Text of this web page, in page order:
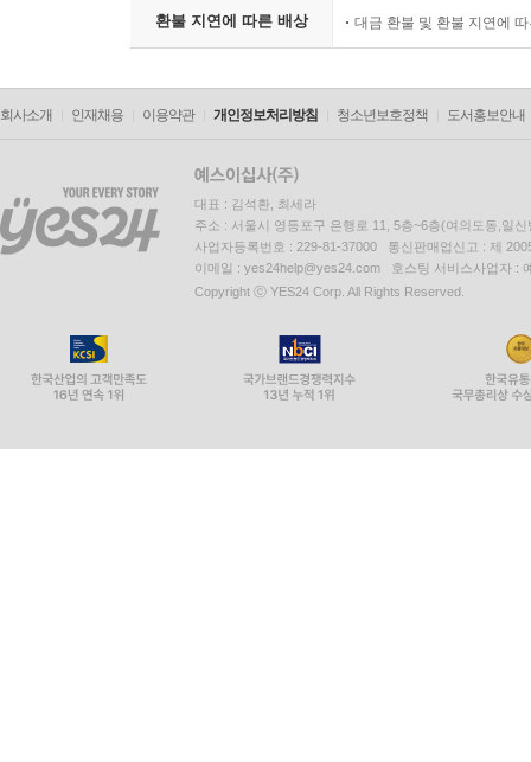
환불 지연에 따른 배상 대금 환불 및 환불 지연에
회사소개 인재채용 이용약관 개인정보처리방침 청소년보호정책 도서홍보안내
대표 : 김석환, 최세라
주소 : 서울시 영등포구 은행로 11, 5층~6층(여의도동,일신
사업자등록번호 : 229-81-37000 통신판매업신고 : 제
이메일 : yes24help@yes24.com 호스팅 서비스사업자 :
Copyright ⓒ YES24 Corp. All Rights Reserved.